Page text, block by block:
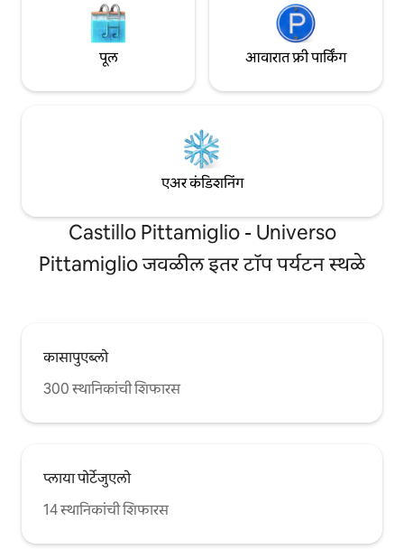
पूल आवारात फ्री पार्किंग
एअर कंडिशनिंग
Castillo Pittamiglio - Universo
Pittamiglio जवळील इतर टॉप पर्यटन स्थळे
कासापुएब्लो
300 स्थानिकांची शिफारस
प्लाया पोर्टेजुएलो
14 स्थानिकांची शिफारस